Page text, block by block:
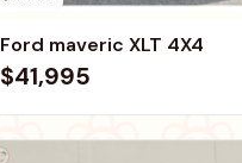
Ford maveric XLT 4X4
$41,995